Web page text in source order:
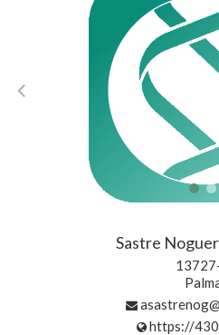
Sastre
https://